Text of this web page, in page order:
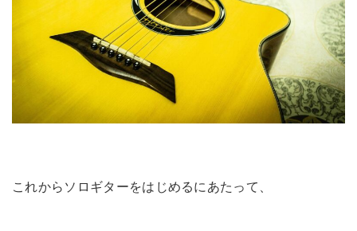
これからソロギターをはじめるにあたって、